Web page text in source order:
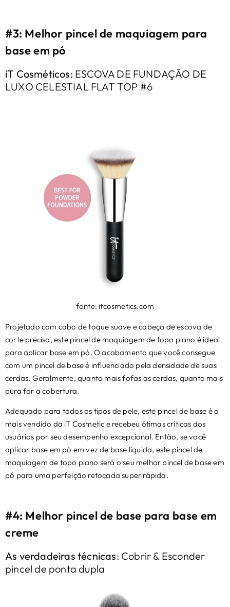
#3: Melhor pincel de maquiagem para
base em pó
iT Cosméticos: ESCOVA DE FUNDAÇÃO DE
LUXO CELESTIAL FLAT TOP #6
fonte: itcosmetics.com
Projetado com cabo de toque suave e cabeça de escova de
corte preciso, este pincel de maquiagem de topo plano é ideal
para aplicar base em pó. O acabamento que você consegue
com um pincel de base é influenciado pela densidade de suas
cerdas. Geralmente, quanto mais fofas as cerdas, quanto mais
pura for a cobertura.
Adequado para todos os tipos de pele, este pincel de base é o
mais vendido da iT Cosmetic e recebeu ótimas críticas dos
usuários por seu desempenho excepcional. Então, se você
aplicar base em pó em vez de base líquida, este pincel de
maquiagem de topo plano será o seu melhor pincel de base em
pó para uma perfeição retocada super rápida.
#4: Melhor pincel de base para base em
creme
As verdadeiras técnicas: Cobrir & Esconder
pincel de ponta dupla